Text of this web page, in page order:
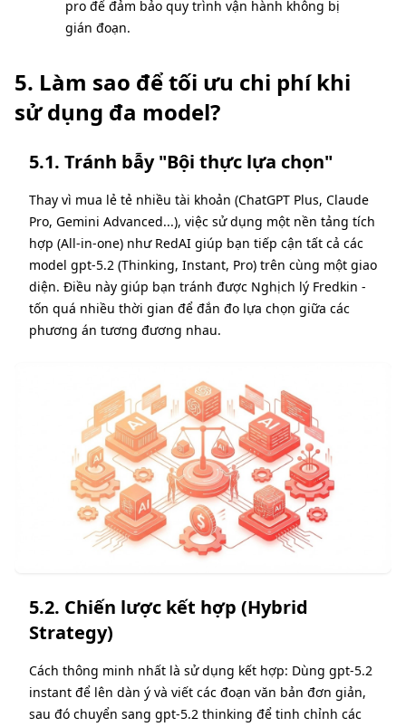
pro để đảm bảo quy trình vận hành không bị
gián đoạn.
5. Làm sao để tối ưu chi phí khi
sử dụng đa model?
5.1. Tránh bẫy "Bội thực lựa chọn"
Thay vì mua lẻ tẻ nhiều tài khoản (ChatGPT Plus, Claude
Pro, Gemini Advanced...), việc sử dụng một nền tảng tích
hợp (All-in-one) như RedAI giúp bạn tiếp cận tất cả các
model gpt-5.2 (Thinking, Instant, Pro) trên cùng một giao
diện. Điều này giúp bạn tránh được Nghịch lý Fredkin -
tốn quá nhiều thời gian để đắn đo lựa chọn giữa các
phương án tương đương nhau.
5.2. Chiến lược kết hợp (Hybrid
Strategy)
Cách thông minh nhất là sử dụng kết hợp: Dùng gpt-5.2
instant để lên dàn ý và viết các đoạn văn bản đơn giản,
sau đó chuyển sang gpt-5.2 thinking để tinh chỉnh các